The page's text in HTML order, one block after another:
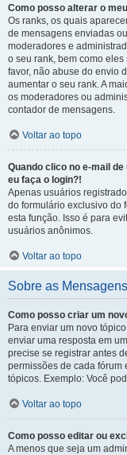
Como posso alterar o
Os ranks, os quais
de mensagens enviadas
moderadores e
o seu rank, bem como
favor, não abuse do envio
aumentar o seu rank. A
os moderadores ou
contador de mensagens.
Voltar ao topo
Quando clico no e-mail
eu faça o login?!
Apenas usuários
do formulário exclusivo do
esta função. Isso é para
usuários anônimos.
Voltar ao topo
Sobre as Mensagens
Como posso criar um
Para enviar um novo
enviar uma resposta em
precise se registrar antes
permissões de cada fórum
tópicos. Exemplo: Você
Voltar ao topo
Como posso editar ou
A menos que seja um